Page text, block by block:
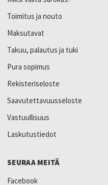
Toimitus ja nouto
Maksutavat
Takuu, palautus ja tuki
Pura sopimus
Rekisteriseloste
Saavutettavuusseloste
Vastuullisuus
Laskutustiedot
SEURAA MEITÄ
Facebook